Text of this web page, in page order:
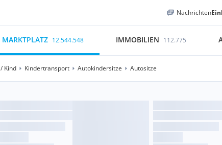
Nachrichten
MARKTPLATZ 12.544.548 IMMOBILIEN 112.775
Kind Kindertransport Autokindersitze Autositze